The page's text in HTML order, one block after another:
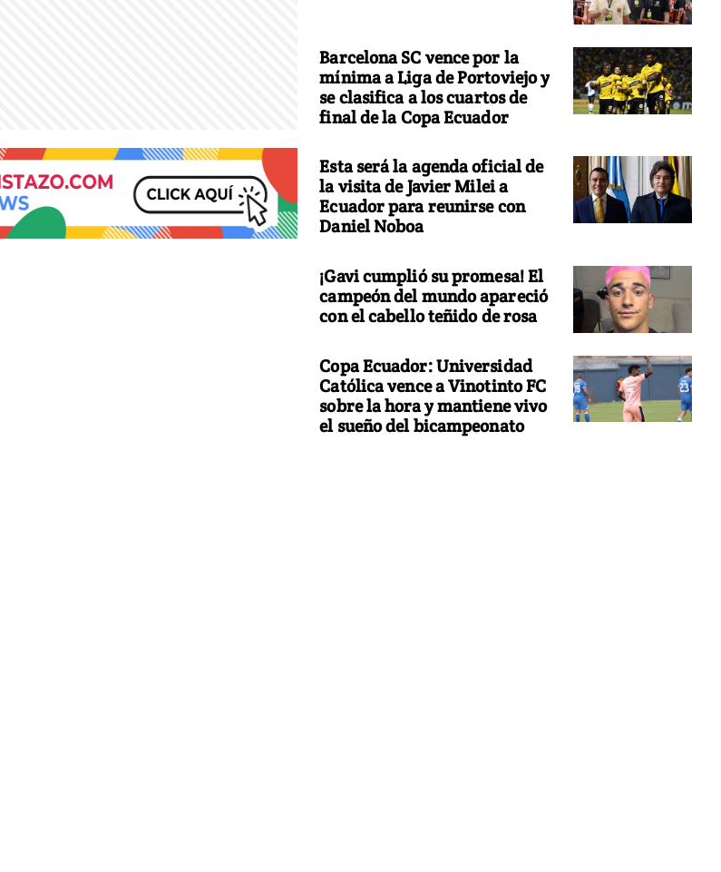
Barcelona SC vence por la
mínima a Liga de Portoviejo y
se clasifica a los cuartos de
final de la Copa Ecuador
Esta será la agenda oficial de
la visita de Javier Milei a
Ecuador para reunirse con
Daniel Noboa
¡Gavi cumplió su promesa! El
campeón del mundo apareció
con el cabello teñido de rosa
Copa Ecuador: Universidad
Católica vence a Vinotinto FC
sobre la hora y mantiene vivo
el sueño del bicampeonato